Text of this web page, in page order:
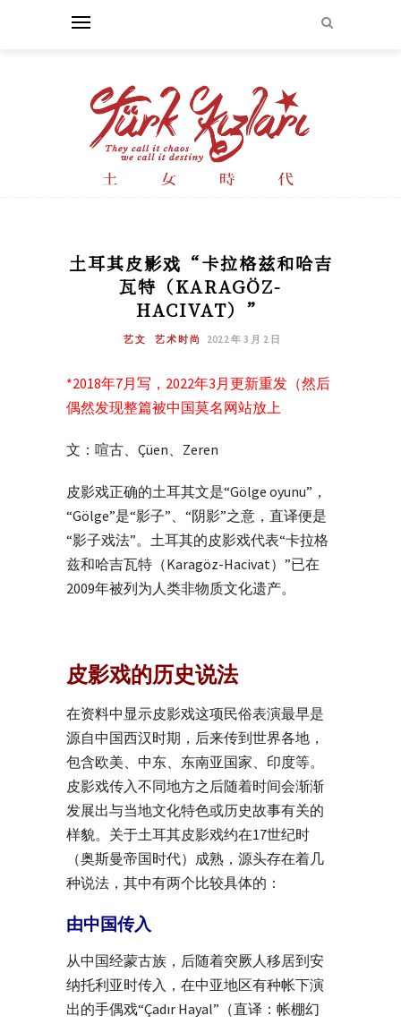
土耳其皮影戏“卡拉格兹和哈吉
瓦特（KARAGÖZ-
HACIVAT）”
艺文 艺术时尚 2022 年 3 月 2 日
*2018年7月写，2022年3月更新重发（然后
偶然发现整篇被中国莫名网站放上
文：喧古、Çüen、Zeren
皮影戏正确的土耳其文是“Gölge oyunu”，
“Gölge”是“影子”、“阴影”之意，直译便是
“影子戏法”。土耳其的皮影戏代表“卡拉格
兹和哈吉瓦特（Karagöz-Hacivat）”已在
2009年被列为人类非物质文化遗产。
皮影戏的历史说法
在资料中显示皮影戏这项民俗表演最早是
源自中国西汉时期，后来传到世界各地，
包含欧美、中东、东南亚国家、印度等。
皮影戏传入不同地方之后随着时间会渐渐
发展出与当地文化特色或历史故事有关的
样貌。关于土耳其皮影戏约在17世纪时
（奥斯曼帝国时代）成熟，源头存在着几
种说法，其中有两个比较具体的：
由中国传入
从中国经蒙古族，后随着突厥人移居到安
纳托利亚时传入，在中亚地区有种帐下演
出的手偶戏“Çadır Hayal”（直译：帐棚幻